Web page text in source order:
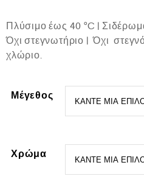
Πλύσιμο έως 40 °C |
Όχι στεγνωτήριο | Όχι
χλώριο.
Μέγεθος
Χρώμα